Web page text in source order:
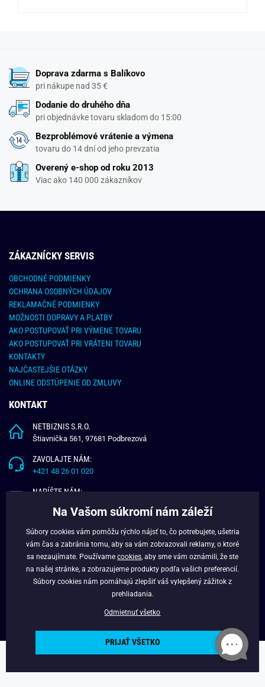
Doprava zdarma s Balíkovo
pri nákupe nad 35 €
Dodanie do druhého dňa
pri objednávke tovaru skladom do 15:00
Bezproblémové vrátenie a výmena
tovaru do 14 dní od jeho prevzatia
Overený e-shop od roku 2013
Viac ako 140 000 zákazníkov
ZÁKAZNÍCKY SERVIS
OBCHODNÉ PODMIENKY
OCHRANA OSOBNÝCH ÚDAJOV
REKLAMAČNÉ PODMIENKY
MOŽNOSTI DOPRAVY A PLATBY
AKO POSTUPOVAŤ PRI VÝMENE TOVARU
AKO POSTUPOVAŤ PRI VRÁTENI TOVARU
KONTAKTY
NAJČASTEJŠIE OTÁZKY
ONLINE ODSTÚPENIE OD ZMLUVY
KONTAKT
NETBIZNIS S.R.O.
Štiavnička 561, 97681 Podbrezová
ZAVOLAJTE NÁM:
+421 48 26 01 020
NAPÍŠTE NÁM:
O NÁS
VERNOSTNÝ PROGRAM
BLOG
Copyright © 2025 - Budchlap.sk Všetky práva vyhradené. webdesign ©
Na Vašom súkromí nám záleží
Súbory cookies vám pomôžu rýchlo nájsť to, čo potrebujete, ušetria
vám čas a zabránia tomu, aby sa vám zobrazovali reklamy, o ktoré
sa nezaujímate. Používame cookies , aby sme vám oznámili, že ste
na našej stránke, a zobrazujeme produkty podľa vašich preferencií.
Súbory cookies nám pomáhajú zlepšiť váš vylepšený zážitok z
prehliadania.
Odmietnuť všetko
PRIJAŤ VŠETKO